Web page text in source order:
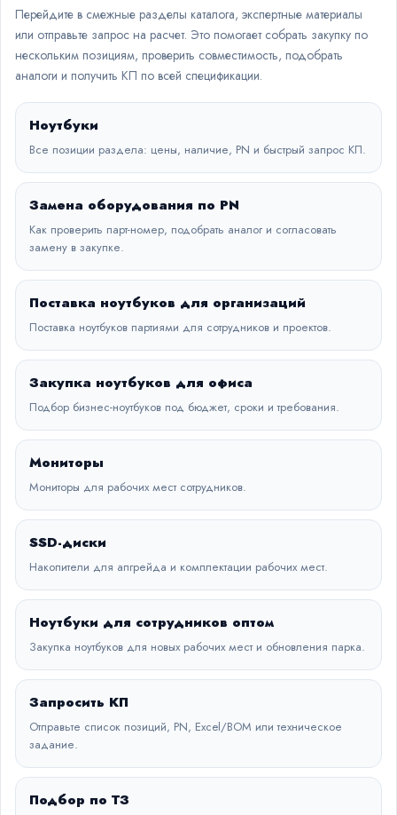
Перейдите в смежные разделы каталога, экспертные материалы
или отправьте запрос на расчет. Это помогает собрать закупку по
нескольким позициям, проверить совместимость, подобрать
аналоги и получить КП по всей спецификации.
Ноутбуки
Все позиции раздела: цены, наличие, PN и быстрый запрос КП.
Замена оборудования по PN
Как проверить парт-номер, подобрать аналог и согласовать
замену в закупке.
Поставка ноутбуков для организаций
Поставка ноутбуков партиями для сотрудников и проектов.
Закупка ноутбуков для офиса
Подбор бизнес-ноутбуков под бюджет, сроки и требования.
Мониторы
Мониторы для рабочих мест сотрудников.
SSD-диски
Накопители для апгрейда и комплектации рабочих мест.
Ноутбуки для сотрудников оптом
Закупка ноутбуков для новых рабочих мест и обновления парка.
Запросить КП
Отправьте список позиций, PN, Excel/BOM или техническое
задание.
Подбор по ТЗ